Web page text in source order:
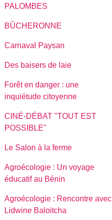
PALOMBES
BÛCHERONNE
Carnaval Paysan
Des baisers de laie
Forêt en danger : une
inquiétude citoyenne
CINÉ-DÉBAT "TOUT EST
POSSIBLE"
Le Salon à la ferme
Agroécologie : Un voyage
éducatif au Bénin
Agroécologie : Rencontre avec
Lidwine Baloitcha